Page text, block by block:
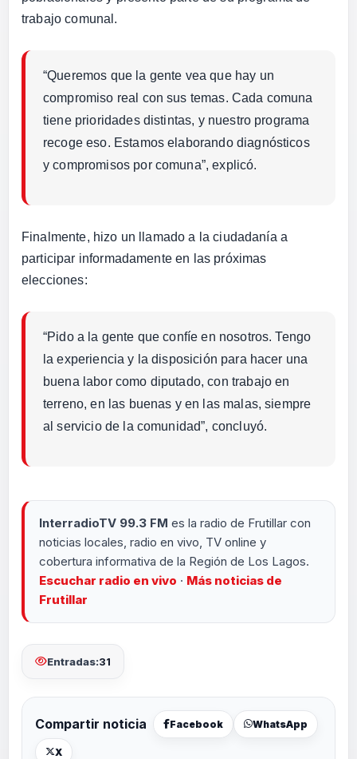
trabajo comunal.
“Queremos que la gente vea que hay un
compromiso real con sus temas. Cada comuna
tiene prioridades distintas, y nuestro programa
recoge eso. Estamos elaborando diagnósticos
y compromisos por comuna”, explicó.
Finalmente, hizo un llamado a la ciudadanía a
participar informadamente en las próximas
elecciones:
“Pido a la gente que confíe en nosotros. Tengo
la experiencia y la disposición para hacer una
buena labor como diputado, con trabajo en
terreno, en las buenas y en las malas, siempre
al servicio de la comunidad”, concluyó.
InterradioTV 99.3 FM es la radio de Frutillar con
noticias locales, radio en vivo, TV online y
cobertura informativa de la Región de Los Lagos.
Escuchar radio en vivo · Más noticias de
Frutillar
Entradas:31
Compartir noticia Facebook WhatsApp
X